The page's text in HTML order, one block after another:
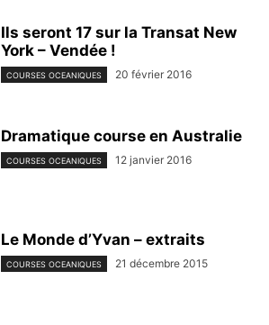
Ils seront 17 sur la Transat New
York – Vendée !
COURSES OCEANIQUES 20 février 2016
Dramatique course en Australie
COURSES OCEANIQUES 12 janvier 2016
Le Monde d’Yvan – extraits
COURSES OCEANIQUES 21 décembre 2015